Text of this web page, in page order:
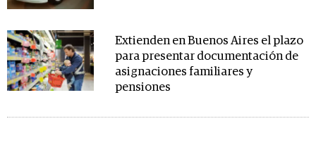
Extienden en Buenos Aires el plazo
para presentar documentación de
asignaciones familiares y
pensiones